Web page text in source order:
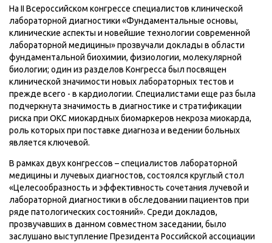
На II Всероссийском конгрессе специалистов клинической
лабораторной диагностики «Фундаментальные основы,
клинические аспекты и новейшие технологии современной
лабораторной медицины» прозвучали доклады в области
фундаментальной биохимии, физиологии, молекулярной
биологии; один из разделов Конгресса был посвящен
клинической значимости новых лабораторных тестов и
прежде всего - в кардиологии. Специалистами еще раз была
подчеркнута значимость в диагностике и стратификации
риска при ОКС миокардных биомаркеров некроза миокарда,
роль которых при поставке диагноза и ведении больных
является ключевой.
В рамках двух конгрессов – специалистов лабораторной
медицины и лучевых диагностов, состоялся круглый стол
«Целесообразность и эффективность сочетания лучевой и
лабораторной диагностики в обследовании пациентов при
ряде патологических состояний». Среди докладов,
прозвучавших в данном совместном заседании, было
заслушано выступление Президента Российской ассоциации